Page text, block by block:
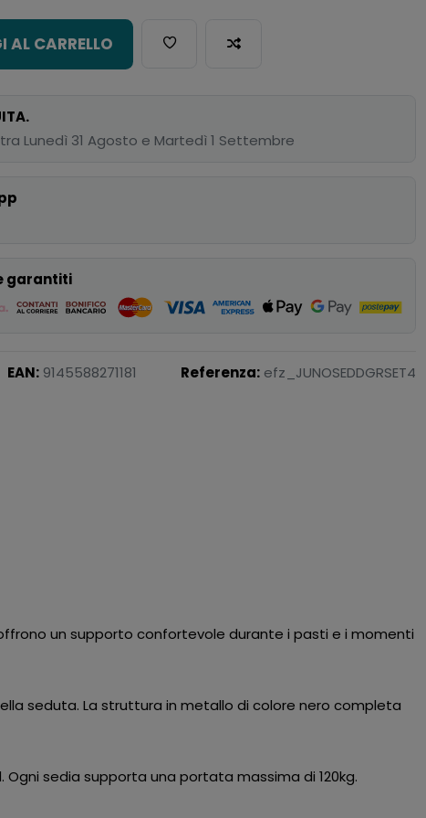
AL CARRELLO
Lunedì 31 Agosto e Martedì 1 Settembre
garantiti
EAN: 9145588271181 Referenza: efz_JUNOSEDDGRSET4
un supporto confortevole durante i pasti e i momenti
seduta. La struttura in metallo di colore nero completa
sedia supporta una portata massima di 120kg.